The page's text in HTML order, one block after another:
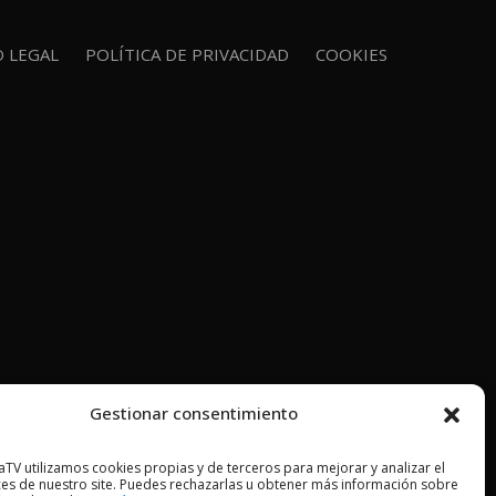
Gestionar consentimiento
utilizamos cookies propias y de terceros para mejorar y analizar el
de nuestro site. Puedes rechazarlas u obtener más información sobre
LEGAL POLÍTICA DE PRIVACIDAD COOKIES